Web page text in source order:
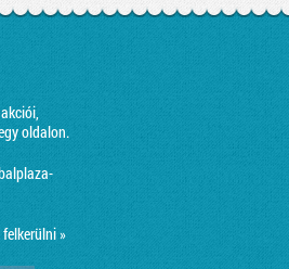
oldalon.
»